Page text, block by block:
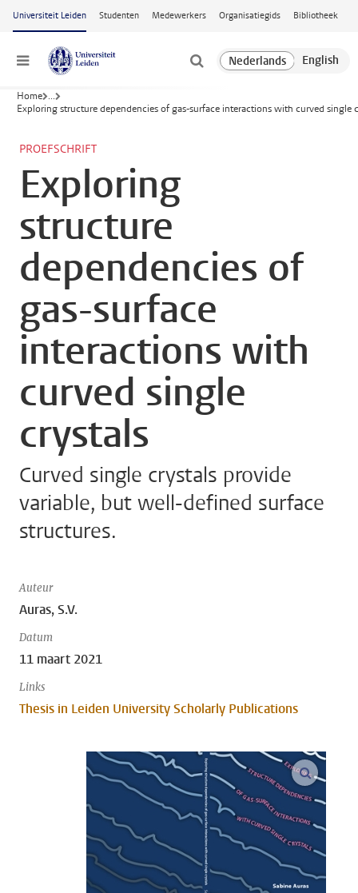
Ga naar hoofdinhoud
Universiteit Leiden Studenten Medewerkers Organisatiegids Bibliotheek
Menu
Home ...
Exploring structure dependencies of gas-surface interactions with curved single
PROEFSCHRIFT
Exploring
structure
dependencies of
gas-surface
interactions with
curved single
crystals
Curved single crystals provide
variable, but well-defined surface
structures.
Auteur
Auras, S.V.
Datum
11 maart 2021
Links
Thesis in Leiden University Scholarly Publications
open